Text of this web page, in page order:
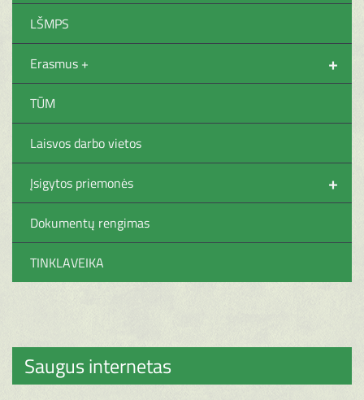
LŠMPS
+
Erasmus +
TŪM
Laisvos darbo vietos
+
Įsigytos priemonės
Dokumentų rengimas
TINKLAVEIKA
Saugus internetas